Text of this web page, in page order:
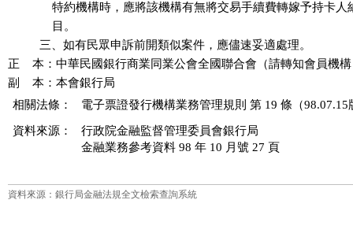
特約機構時，應將該機構有無將交易手續費轉嫁予持卡
              目。
          三、如有民眾申訴前開類似案件，應儘速妥適處理。
正    本：中華民國銀行商業同業公會全國聯合會（請轉知會員機
相關法條：
電子票證發行機構業務管理規則 第 19 條（98.07.15
資料來源：
行政院金融監督管理委員會銀行局
金融業務參考資料 98 年 10 月號 27 頁
資料來源：銀行局金融法規全文檢索查詢系統